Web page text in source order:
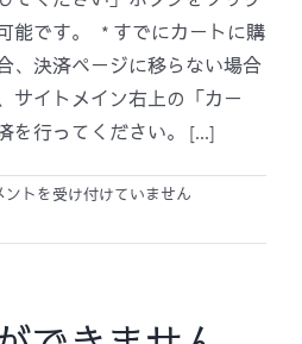
能です。 * すでにカートに購
、決済ページに移らない場合
サイトメイン右上の「カー
を行ってください。 [...]
ントを受け付けていません